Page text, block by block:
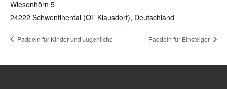
Wiesenhörn 5
24222 Schwentinental (OT Klausdorf), Deutschland
Paddeln für Kinder und Jugenliche Paddeln für Einsteiger